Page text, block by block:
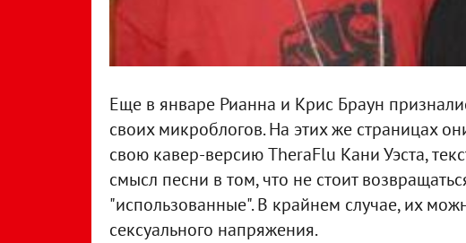
Еще в январе Рианна и Крис Браун
своих микроблогов. На этих же страницах
свою кавер-версию TheraFlu Кани Уэста,
смысл песни в том, что не стоит
"использованные". В крайнем случае, их
сексуального напряжения.